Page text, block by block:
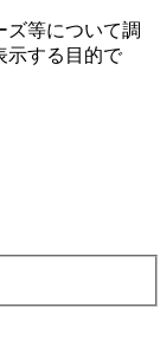
ズ等について調
⽰する⽬的で